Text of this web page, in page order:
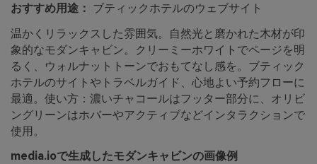
おすすめ用途： ブティックホテルのウェブサイト
温かくリラックスした雰囲気。自然光と磨かれた木材が印
象的なモダンキャビン。クリーミーホワイトでページを明
るく、ウォルナットトーンでおもてなし感を。ブティック
ホテルのサイトやトラベルガイド、心地よい予約フローに
最適。使い方：濃いチャコールはフッター部分に、オリビ
ングリーンはホバーやアクティブなどインタラクションで
使用。
media.ioで生成したモダンキャビンの画像例